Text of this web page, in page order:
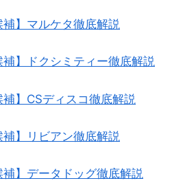
ァーム）
ンベース）
シミティー）
ィスコ）
補】マルケタ徹底解説
補】ドクシミティー徹底解説
補】CSディスコ徹底解説
補】リビアン徹底解説
補】データドッグ徹底解説